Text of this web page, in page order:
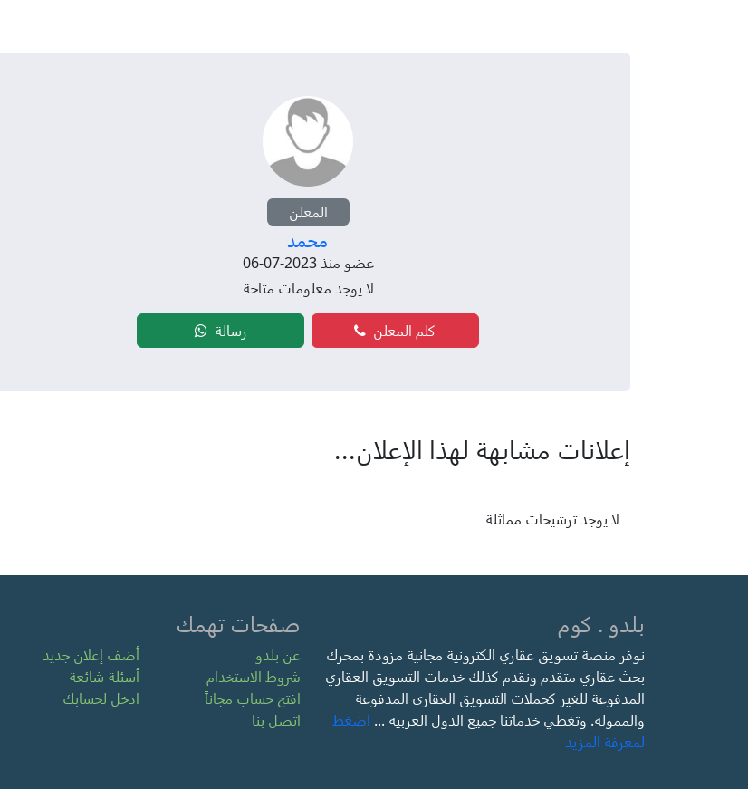
المعلن
محمد
عضو منذ 2023-07-06
لا يوجد معلومات متاحة
كلم المعلن رسالة
إعلانات مشابهة لهذا الإعلان...
لا يوجد ترشيحات مماثلة
بلدو . كوم
نوفر منصة تسويق عقاري الكترونية مجانية مزودة بمحرك
بحث عقاري متقدم ونقدم كذلك خدمات التسويق العقاري
المدفوعة للغير كحملات التسويق العقاري المدفوعة
والممولة. وتغطي خدماتنا جميع الدول العربية ... اضغط
لمعرفة المزيد
صفحات تهمك
عن بلدو
أضف إعلان جديد
شروط الاستخدام
أسئلة شائعة
افتح حساب مجاناً
ادخل لحسابك
اتصل بنا